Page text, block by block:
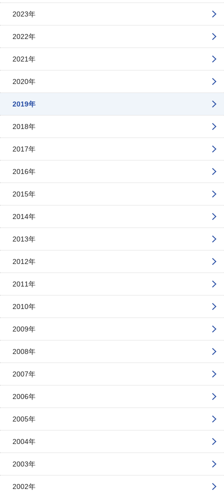
2023年
2022年
2021年
2020年
2019年
2018年
2017年
2016年
2015年
2014年
2013年
2012年
2011年
2010年
2009年
2008年
2007年
2006年
2005年
2004年
2003年
2002年